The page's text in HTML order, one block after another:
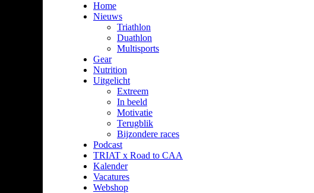
Home
Nieuws
Triathlon
Duathlon
Multisports
Gear
Nutrition
Uitgelicht
Extreem
In beeld
Motivatie
Terugblik
Bijzondere races
Podcast
TRIAT x Road to CAA
Kalender
Vacatures
Webshop